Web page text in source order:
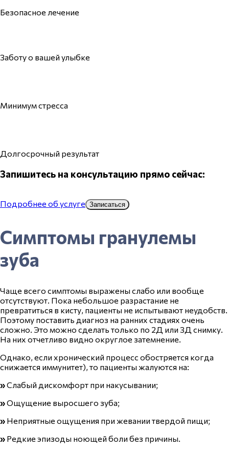
Безопасное лечение
Заботу о вашей улыбке
Минимум стресса
Долгосрочный результат
Запишитесь на консультацию прямо сейчас:
Подробнее об услуге Записаться
Симптомы гранулемы
зуба
Чаще всего симптомы выражены слабо или вообще
отсутствуют. Пока небольшое разрастание не
превратиться в кисту, пациенты не испытывают неудобств.
Поэтому поставить диагноз на ранних стадиях очень
сложно. Это можно сделать только по 2Д или 3Д снимку.
На них отчетливо видно округлое затемнение.
Однако, если хронический процесс обостряется когда
снижается иммунитет), то пациенты жалуются на:
»Слабый дискомфорт при накусывании;
»Ощущение выросшего зуба;
» Неприятные ощущения при жевании твердой пищи;
» Редкие эпизоды ноющей боли без причины.